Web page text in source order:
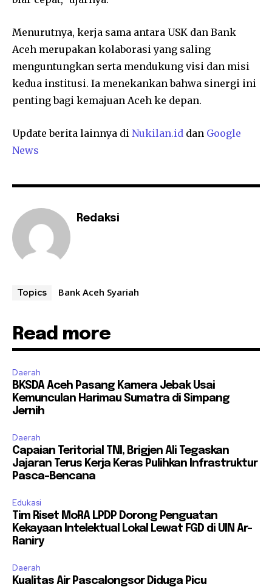
Menurutnya, kerja sama antara USK dan Bank
Aceh merupakan kolaborasi yang saling
menguntungkan serta mendukung visi dan misi
kedua institusi. Ia menekankan bahwa sinergi ini
penting bagi kemajuan Aceh ke depan.
Update berita lainnya di Nukilan.id dan Google
News
Redaksi
Topics Bank Aceh Syariah
Read more
Daerah
BKSDA Aceh Pasang Kamera Jebak Usai
Kemunculan Harimau Sumatra di Simpang
Jernih
Daerah
Capaian Teritorial TNI, Brigjen Ali Tegaskan
Jajaran Terus Kerja Keras Pulihkan Infrastruktur
Pasca-Bencana
Edukasi
Tim Riset MoRA LPDP Dorong Penguatan
Kekayaan Intelektual Lokal Lewat FGD di UIN Ar-
Raniry
Daerah
Kualitas Air Pascalongsor Diduga Picu